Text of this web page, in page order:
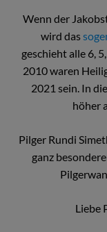
Wenn der
wird das
geschieht alle 6,
2010 waren
2021 sein. In
höher
Pilger Rundi
ganz
Liebe